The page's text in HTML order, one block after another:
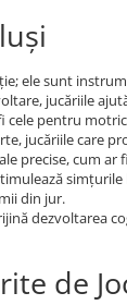
ele sunt
jucăriile
pentru
jucăriile care
precise, cum
din jur.
dezvoltarea
de